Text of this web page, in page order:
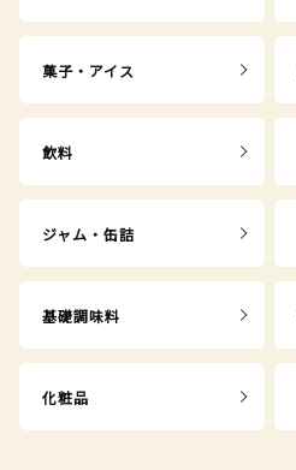
菓子・アイス
飲料
ジャム・缶詰
基礎調味料
化粧品